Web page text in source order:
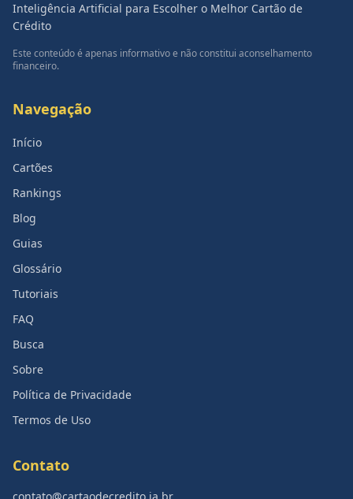
Inteligência Artificial para Escolher o Melhor Cartão de
Crédito
Este conteúdo é apenas informativo e não constitui aconselhamento
financeiro.
Navegação
Início
Cartões
Rankings
Blog
Guias
Glossário
Tutoriais
FAQ
Busca
Sobre
Política de Privacidade
Termos de Uso
Contato